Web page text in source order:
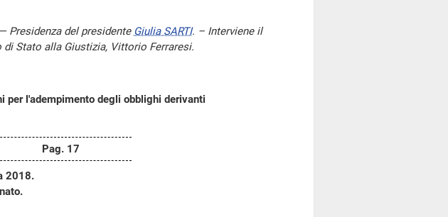
Presidenza del presidente Giulia SARTI. – Interviene il
Stato alla Giustizia, Vittorio Ferraresi.
per l'adempimento degli obblighi derivanti
Pag. 17
2018.